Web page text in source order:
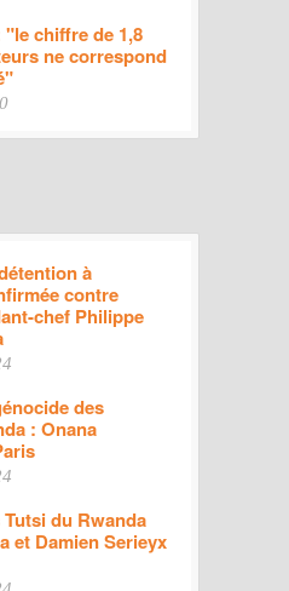
chiffre de 1,8
ne correspond
à
contre
chef Philippe
des
: Onana
du Rwanda
et Damien Serieyx